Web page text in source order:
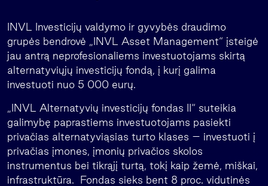
INVL Investicijų valdymo ir gyvybės draudimo
grupės bendrovė „INVL Asset Management“ įsteigė
jau antrą neprofesionaliems investuotojams skirtą
alternatyviųjų investicijų fondą, į kurį galima
investuoti nuo 5 000 eurų.
„INVL Alternatyvių investicijų fondas II“ suteikia
galimybę paprastiems investuotojams pasiekti
privačias alternatyviąsias turto klases – investuoti į
privačias įmones, įmonių privačios skolos
instrumentus bei tikrąjį turtą, tokį kaip žemė, miškai,
infrastruktūra. Fondas sieks bent 8 proc. vidutinės